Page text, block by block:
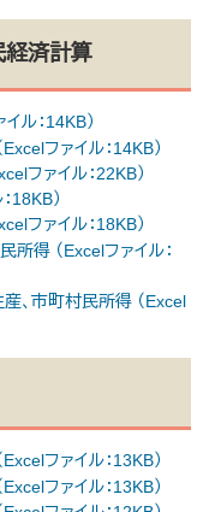
済計算
ル：14KB）
ファイル：14KB）
ファイル：22KB）
18KB）
ファイル：18KB）
得 （Excelファイル：
、市町村民所得 （Excel
ファイル：13KB）
ファイル：13KB）